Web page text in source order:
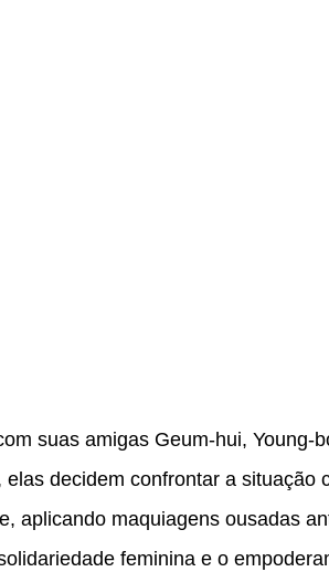
suas amigas Geum-hui, Young-
decidem confrontar a situação
aplicando maquiagens ousadas
feminina e o